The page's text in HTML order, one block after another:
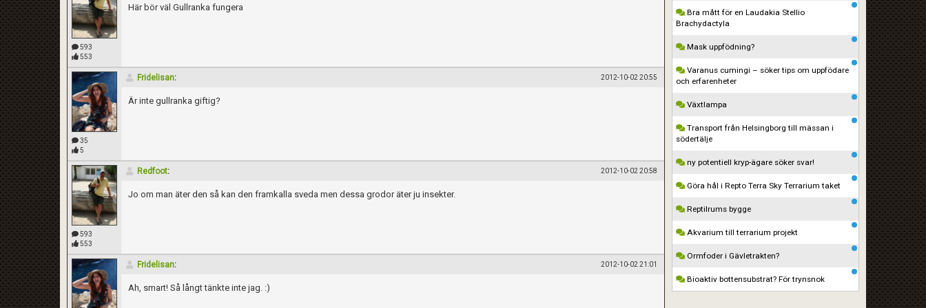
593
553
Här bör väl Gullranka fungera
35
5
Fridelisan: 2012-10-02 20:55
Är inte gullranka giftig?
593
553
Redfoot: 2012-10-02 20:58
Jo om man äter den så kan den framkalla sveda men dessa grodor äter ju insekter.
Fridelisan: 2012-10-02 21:01
Ah, smart! Så långt tänkte inte jag. :)
Bra mått för en Laudakia Stellio
Brachydactyla
Mask uppfödning?
Varanus cumingi – söker tips om uppfödare
och erfarenheter
Växtlampa
Transport från Helsingborg till mässan i
södertälje
ny potentiell kryp-ägare söker svar!
Göra hål i Repto Terra Sky Terrarium taket
Reptilrums bygge
Akvarium till terrarium projekt
Ormfoder i Gävletrakten?
Bioaktiv bottensubstrat? För trynsnok